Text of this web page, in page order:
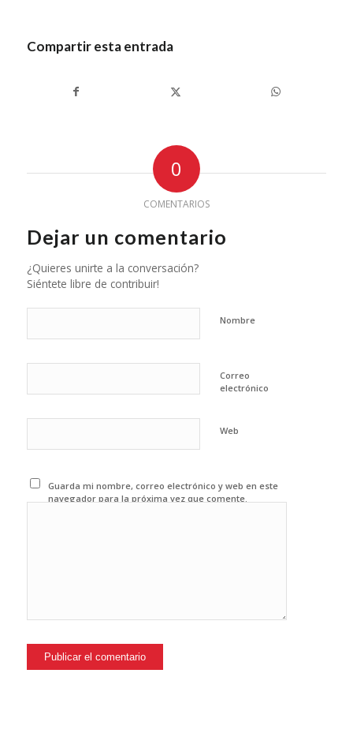
Compartir esta entrada
0
COMENTARIOS
Dejar un comentario
¿Quieres unirte a la conversación?
Siéntete libre de contribuir!
Nombre
Correo
electrónico
Web
Guarda mi nombre, correo electrónico y web en este
navegador para la próxima vez que comente.